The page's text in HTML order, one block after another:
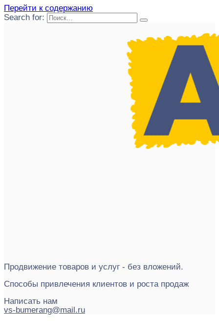
Перейти к содержанию
Search for:
Продвижение товаров и услуг - без вложений.
Способы привлечения клиентов и роста продаж
Написать нам
vs-bumerang@mail.ru